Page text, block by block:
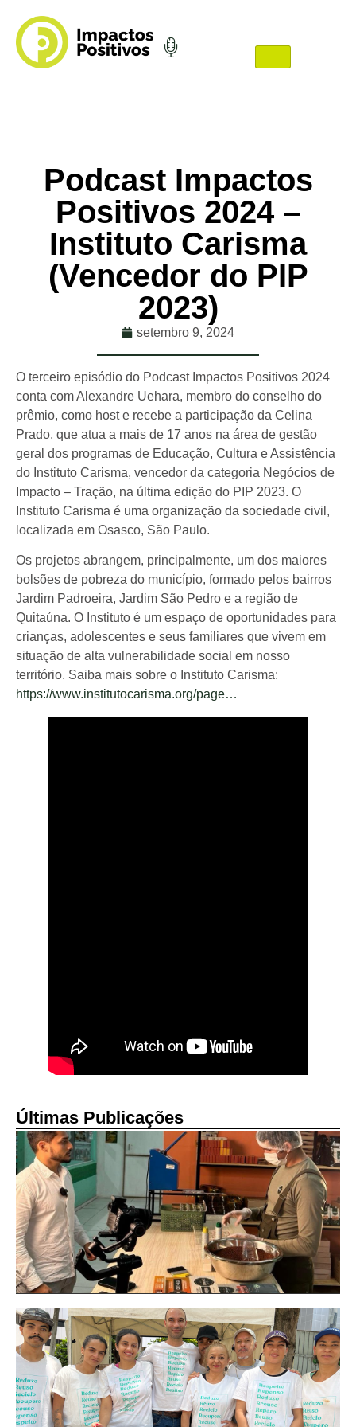
Podcast Impactos
Positivos 2024 –
Instituto Carisma
(Vencedor do PIP
2023)
setembro 9, 2024
O terceiro episódio do Podcast Impactos Positivos 2024
conta com Alexandre Uehara, membro do conselho do
prêmio, como host e recebe a participação da Celina
Prado, que atua a mais de 17 anos na área de gestão
geral dos programas de Educação, Cultura e Assistência
do Instituto Carisma, vencedor da categoria Negócios de
Impacto – Tração, na última edição do PIP 2023. O
Instituto Carisma é uma organização da sociedade civil,
localizada em Osasco, São Paulo.
Os projetos abrangem, principalmente, um dos maiores
bolsões de pobreza do município, formado pelos bairros
Jardim Padroeira, Jardim São Pedro e a região de
Quitaúna. O Instituto é um espaço de oportunidades para
crianças, adolescentes e seus familiares que vivem em
situação de alta vulnerabilidade social em nosso
território. Saiba mais sobre o Instituto Carisma:
https://www.institutocarisma.org/page…
Últimas Publicações